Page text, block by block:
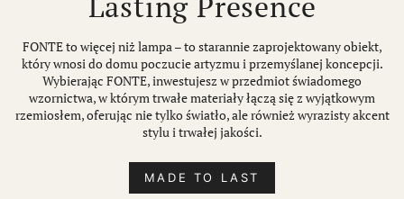
FONTE to więcej niż lampa – to starannie zaprojektowany obiekt,
który wnosi do domu poczucie artyzmu i przemyślanej koncepcji.
Wybierając FONTE, inwestujesz w przedmiot świadomego
wzornictwa, w którym trwałe materiały łączą się z wyjątkowym
rzemiosłem, oferując nie tylko światło, ale również wyrazisty akcent
stylu i trwałej jakości.
MADE TO LAST